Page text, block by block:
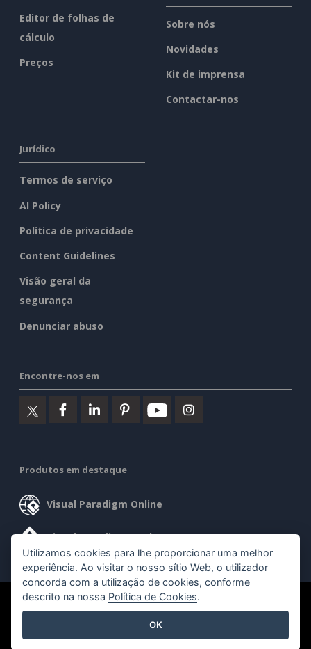
Editor de folhas de
cálculo
Preços
Sobre nós
Novidades
Kit de imprensa
Contactar-nos
Jurídico
Termos de serviço
AI Policy
Política de privacidade
Content Guidelines
Visão geral da
segurança
Denunciar abuso
Encontre-nos em
Produtos em destaque
Visual Paradigm Online
Visual Paradigm Desktop
©2026 by Visual Paradigm. Todos os direitos reservados.
Utilizamos cookies para lhe proporcionar uma melhor
experiência. Ao visitar o nosso sítio Web, o utilizador
concorda com a utilização de cookies, conforme
descrito na nossa Política de Cookies.
OK